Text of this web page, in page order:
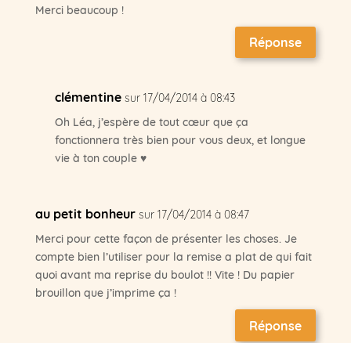
Merci beaucoup !
Réponse
clémentine sur 17/04/2014 à 08:43
Oh Léa, j’espère de tout cœur que ça
fonctionnera très bien pour vous deux, et longue
vie à ton couple ♥
au petit bonheur sur 17/04/2014 à 08:47
Merci pour cette façon de présenter les choses. Je
compte bien l’utiliser pour la remise a plat de qui fait
quoi avant ma reprise du boulot !! Vite ! Du papier
brouillon que j’imprime ça !
Réponse